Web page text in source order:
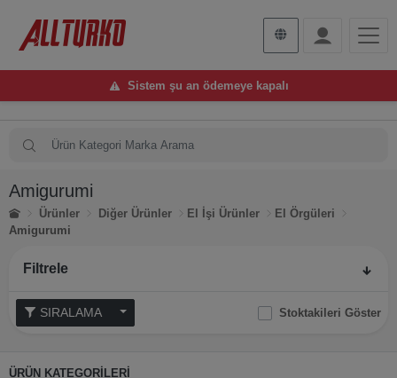
Sistem şu an ödemeye kapalı
Amigurumi
Ürünler Diğer Ürünler El İşi Ürünler
El Örgüleri
Amigurumi
Filtrele
Stoktakileri Göster
ÜRÜN KATEGORİLERİ